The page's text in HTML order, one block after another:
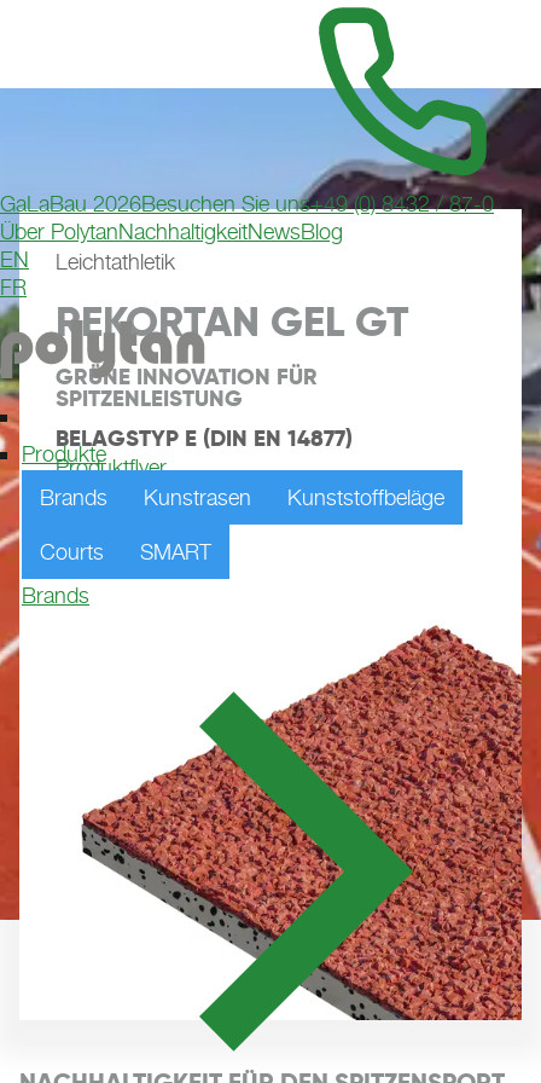
GaLaBau 2026Besuchen Sie uns+49 (0) 8432 / 87-0
Über PolytanNachhaltigkeitNewsBlog
EN
FR
Produkte
Brands
Kunstrasen Kunststoffbeläge
Courts
SMART
Brands
Leichtathletik
REKORTAN GEL GT
GRÜNE INNOVATION FÜR
SPITZENLEISTUNG
BELAGSTYP E (DIN EN 14877)
Produktflyer
Muster anfordern